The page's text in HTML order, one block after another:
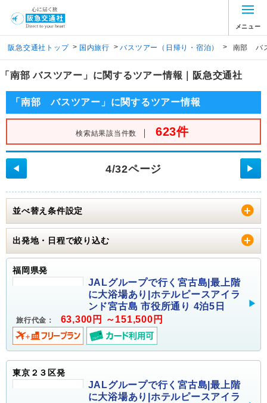
メニュー
阪急交通社トップ > 国内旅行 > バスツアー（日帰り・宿泊） > 南部 バ
「南部 バスツアー」に関するツアー情報｜阪急交通社
「南部 バスツアー」に関するツアー情報
検索結果該当件数 ｜ 623件
4/32ページ
◀ ▶
並べ替え条件設定
出発地・日程で絞り込む
福岡県発
JALグループで行く宮古島|最上階
に大浴場あり|ホテルピースアイラ
ンド宮古島 市役所通り 4泊5日
旅行代金： 63,300円 ～151,500円
東京２３区発
JALグループで行く宮古島|最上階
に大浴場あり|ホテルピースアイラ